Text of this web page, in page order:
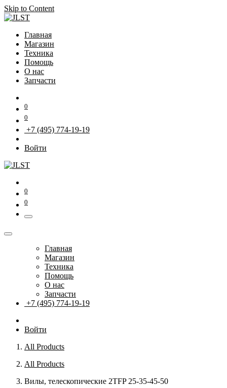
Skip to Content
Главная
Магазин
Техника
Помощь
О нас
Запчасти
0
0
+7 (495) 774-19-19
Войти
0
0
Главная
Магазин
Техника
Помощь
О нас
Запчасти
+7 (495) 774-19-19
Войти
All Products
All Products
Вилы, телескопические 2TFP 25-35-45-50